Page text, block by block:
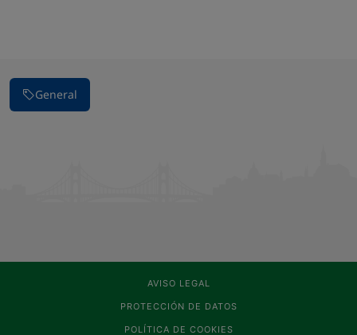
General
AVISO LEGAL
PROTECCIÓN DE DATOS
POLÍTICA DE COOKIES